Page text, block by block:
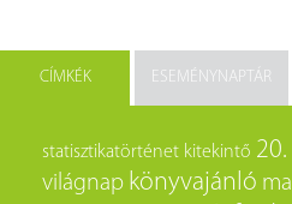
CÍMKÉK ESEMÉNYNAPTÁR
statisztikatörténet kitekintő
világnap könyvajánló